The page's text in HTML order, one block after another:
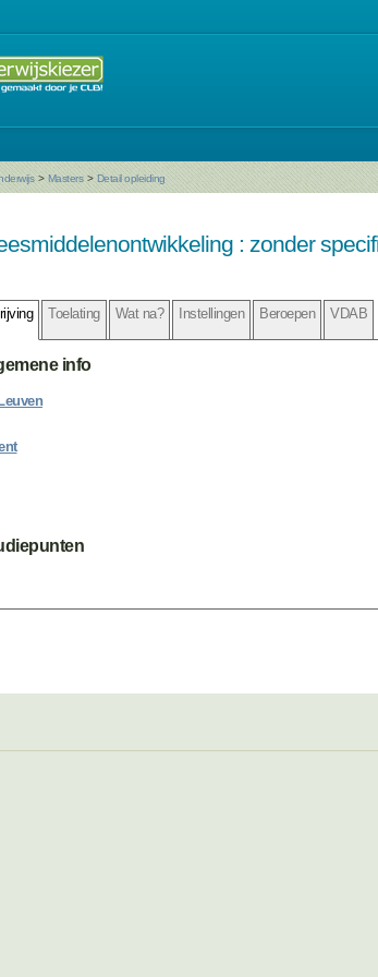
> Masters > Detail opleiding
: zonder
Toelating Wat na? Instellingen Beroepen VDAB
info